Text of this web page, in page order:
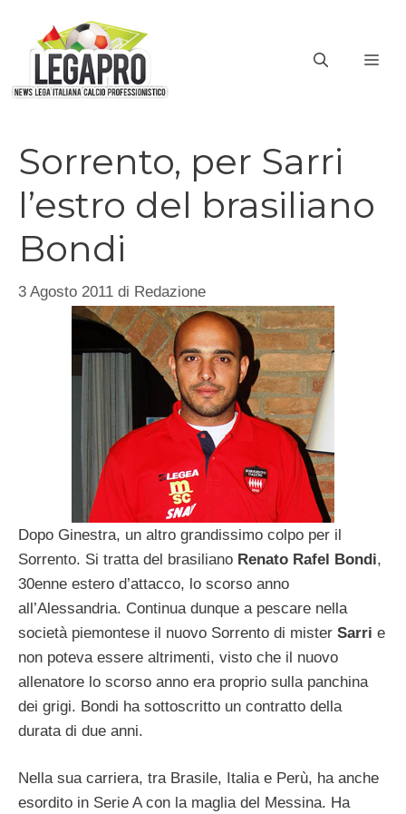
contenuto
Sorrento, per Sarri
l’estro del brasiliano
Bondi
3 Agosto 2011 di Redazione
Dopo Ginestra, un altro grandissimo colpo per il
Sorrento. Si tratta del brasiliano Renato Rafel Bondi,
30enne estero d’attacco, lo scorso anno
all’Alessandria. Continua dunque a pescare nella
società piemontese il nuovo Sorrento di mister Sarri e
non poteva essere altrimenti, visto che il nuovo
allenatore lo scorso anno era proprio sulla panchina
dei grigi. Bondi ha sottoscritto un contratto della
durata di due anni.
Nella sua carriera, tra Brasile, Italia e Perù, ha anche
esordito in Serie A con la maglia del Messina. Ha